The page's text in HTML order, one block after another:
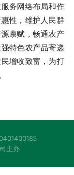
务网络布局和作
性，维护人民群
禀赋，畅通农产
特色农产品寄递
增收致富，为打
主办